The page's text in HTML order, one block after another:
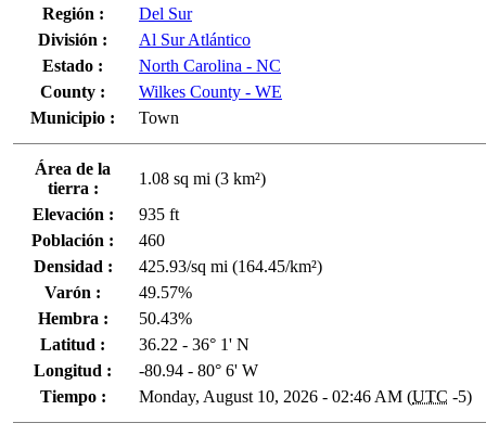
Región :
Del Sur
División :
Al Sur Atlántico
Estado :
North Carolina - NC
County :
Wilkes County - WE
Municipio :
Town
Área de la
tierra :
1.08 sq mi (3 km²)
Elevación :
935 ft
Población :
460
Densidad :
425.93/sq mi (164.45/km²)
Varón :
49.57%
Hembra :
50.43%
Latitud :
36.22 - 36° 1' N
Longitud :
-80.94 - 80° 6' W
Tiempo :
Monday, August 10, 2026 - 02:46 AM (UTC -5)